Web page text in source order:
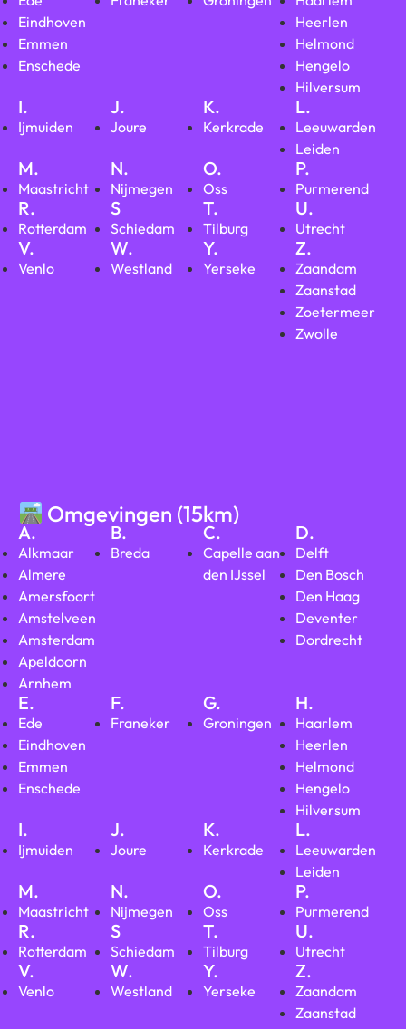
Eindhoven
Emmen
Enschede
Heerlen
Helmond
Hengelo
Hilversum
I.
Ijmuiden
J.
Joure
K.
Kerkrade
L.
Leeuwarden
Leiden
M.
Maastricht
N.
Nijmegen
O.
Oss
P.
Purmerend
R.
Rotterdam
S
Schiedam
T.
Tilburg
U.
Utrecht
V.
Venlo
W.
Westland
Y.
Yerseke
Z.
Zaandam
Zaanstad
Zoetermeer
Zwolle
Omgevingen (15km)
A.
Alkmaar
Almere
Amersfoort
Amstelveen
Amsterdam
Apeldoorn
Arnhem
B.
Breda
C.
Capelle aan
den IJssel
D.
Delft
Den Bosch
Den Haag
Deventer
Dordrecht
E.
Ede
Eindhoven
Emmen
Enschede
F.
Franeker
G.
Groningen
H.
Haarlem
Heerlen
Helmond
Hengelo
Hilversum
I.
Ijmuiden
J.
Joure
K.
Kerkrade
L.
Leeuwarden
Leiden
M.
Maastricht
N.
Nijmegen
O.
Oss
P.
Purmerend
R.
Rotterdam
S
Schiedam
T.
Tilburg
U.
Utrecht
V.
Venlo
W.
Westland
Y.
Yerseke
Z.
Zaandam
Zaanstad